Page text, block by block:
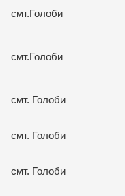
смт.Голоби
смт.Голоби
смт. Голоби
смт. Голоби
смт. Голоби